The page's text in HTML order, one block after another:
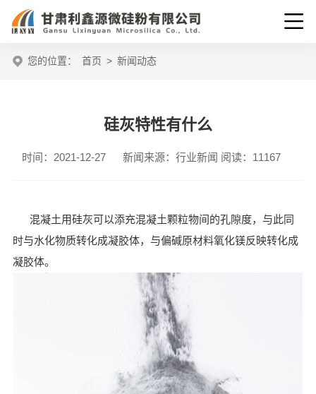
您的位置： 首页 > 新闻动态
​硅灰特性有什么
时间：2021-12-27 新闻来源：行业新闻 阅读：11167
混凝土用硅灰可以添充混凝土颗粒物间的孔隙度，与此同
时与水化物质转化成凝胶体，与偏碱原材料氧化镁反映转化成
凝胶体。